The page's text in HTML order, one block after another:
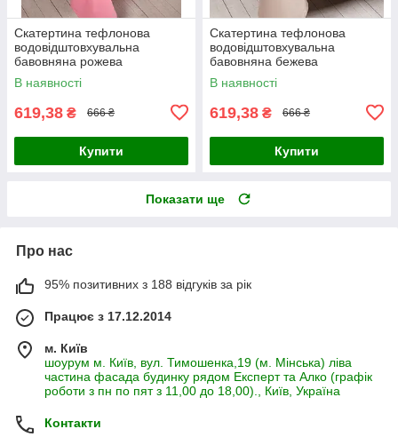
Скатертина тефлонова
водовідштовхувальна
бавовняна рожева
В наявності
619,38 ₴ 666 ₴
Купити
Скатертина тефлонова
водовідштовхувальна
бавовняна бежева
В наявності
619,38 ₴ 666 ₴
Купити
Показати ще
Про нас
95% позитивних з 188 відгуків за рік
Працює з 17.12.2014
м. Київ
шоурум м. Київ, вул. Тимошенка,19 (м. Мінська) ліва
частина фасада будинку рядом Експерт та Алко (графік
роботи з пн по пят з 11,00 до 18,00)., Київ, Україна
Контакти